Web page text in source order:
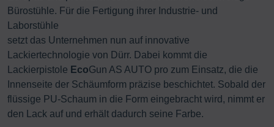
Bürostühle. Für die Fertigung ihrer Industrie- und
Laborstühle
setzt das Unternehmen nun auf innovative
Lackiertechnologie von Dürr. Dabei kommt die
Lackierpistole EcoGun AS AUTO pro zum Einsatz, die die
Innenseite der Schäumform präzise beschichtet. Sobald der
flüssige PU-Schaum in die Form eingebracht wird, nimmt er
den Lack auf und erhält dadurch seine Farbe.